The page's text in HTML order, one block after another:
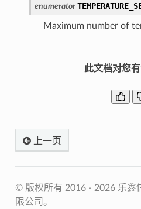
enumerator
Maximum number of
此文档对您有
上一页
© 版权所有 2016 - 2026 乐鑫
限公司。